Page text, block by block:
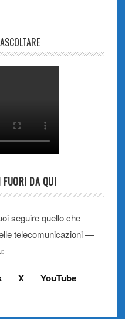
FUORI DA QUI
seguire quello che
telecomunicazioni —
X YouTube